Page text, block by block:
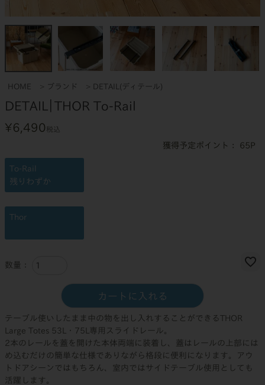
HOME ブランド DETAIL(ディテール)
DETAIL｜THOR To-Rail
¥6,490 税込
65
To-Rail
残りわずか
Thor
カートに入れる
テーブル使いしたまま中の物を出し入れすることができるTHOR
Large Totes 53L・75L専用スライドレール。
2本のレールを蓋を開けた本体両端に装着し、蓋はレールの上部には
め込むだけの簡単な仕様でありながら格段に便利になります。アウ
トドアシーンではもちろん、室内ではサイドテーブル使用としても
活躍します。